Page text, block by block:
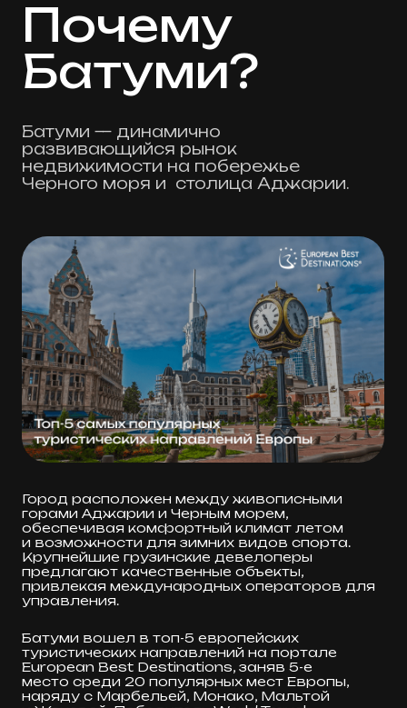
Рынок недвижимости Батуми продолжает
расти. В первом полугодии 2026 года
зарегистрировано
7 838 сделок, а общий
объём продаж достиг$ 507 млн
— на 29%
В июне средневзвешенная стоимость
квартир в новых проектах составила
$ 1 455
за м², увеличившись на 22,6%. При этом
спрос всё заметнее смещается в сторону
Однако потенциал роста у каждого объекта
разный. На будущую стоимость влияют
локация, цена покупки, стадия
строительства, качество проекта и объём
предложения в районе.
В среднем стоимость недвижимости
в Грузии увеличивается на 80−100%
с момента покупки на этапе котлована
до ввода объекта в эксплуатацию, что
составляет в среднем 3−4 года.
УЗНАТЬ О ТБИЛИСИ